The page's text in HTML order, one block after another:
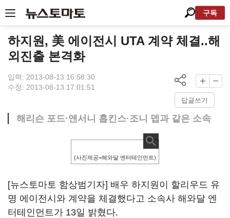
구독
하지원, 美 에이전시 UTA 계약 체결..해
외진출 본격화
입력: 2013-08-13 16:58:30
수정: 2013-08-13 17:01:51
답글쓰기
해리슨 포드·앤서니 홉킨스·조니 뎁과 같은 소속
(사진제공=해와달 엔터테인먼트)
[뉴스토마토 함상범기자] 배우 하지원이 할리우드 유
명 에이전시와 계약을 체결했다고 소속사 해와달 엔
터테인먼트가 13일 밝혔다.